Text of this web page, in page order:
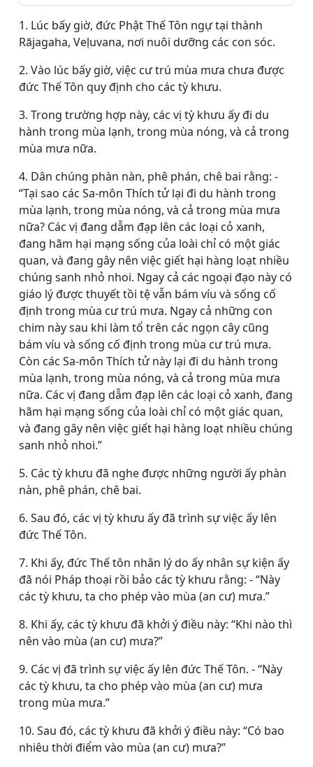
1. Lúc bấy giờ, đức Phật Thế Tôn ngự tại thành
Rājagaha, Veḷuvana, nơi nuôi dưỡng các con sóc.
2. Vào lúc bấy giờ, việc cư trú mùa mưa chưa được
đức Thế Tôn quy định cho các tỳ khưu.
3. Trong trường hợp này, các vị tỳ khưu ấy đi du
hành trong mùa lạnh, trong mùa nóng, và cả trong
mùa mưa nữa.
4. Dân chúng phàn nàn, phê phán, chê bai rằng: -
“Tại sao các Sa-môn Thích tử lại đi du hành trong
mùa lạnh, trong mùa nóng, và cả trong mùa mưa
nữa? Các vị đang dẫm đạp lên các loại cỏ xanh,
đang hãm hại mạng sống của loài chỉ có một giác
quan, và đang gây nên việc giết hại hàng loạt nhiều
chúng sanh nhỏ nhoi. Ngay cả các ngoại đạo này có
giáo lý được thuyết tồi tệ vẫn bám víu và sống cố
định trong mùa cư trú mưa. Ngay cả những con
chim này sau khi làm tổ trên các ngọn cây cũng
bám víu và sống cố định trong mùa cư trú mưa.
Còn các Sa-môn Thích tử này lại đi du hành trong
mùa lạnh, trong mùa nóng, và cả trong mùa mưa
nữa. Các vị đang dẫm đạp lên các loại cỏ xanh, đang
hãm hại mạng sống của loài chỉ có một giác quan,
và đang gây nên việc giết hại hàng loạt nhiều chúng
sanh nhỏ nhoi.”
5. Các tỳ khưu đã nghe được những người ấy phàn
nàn, phê phán, chê bai.
6. Sau đó, các vị tỳ khưu ấy đã trình sự việc ấy lên
đức Thế Tôn.
7. Khi ấy, đức Thế tôn nhân lý do ấy nhân sự kiện ấy
đã nói Pháp thoại rồi bảo các tỳ khưu rằng: - “Này
các tỳ khưu, ta cho phép vào mùa (an cư) mưa.”
8. Khi ấy, các tỳ khưu đã khởi ý điều này: “Khi nào thì
nên vào mùa (an cư) mưa?”
9. Các vị đã trình sự việc ấy lên đức Thế Tôn. - “Này
các tỳ khưu, ta cho phép vào mùa (an cư) mưa
trong mùa mưa.”
10. Sau đó, các tỳ khưu đã khởi ý điều này: “Có bao
nhiêu thời điểm vào mùa (an cư) mưa?”